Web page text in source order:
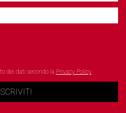
dei dati secondo la Privacy Policy